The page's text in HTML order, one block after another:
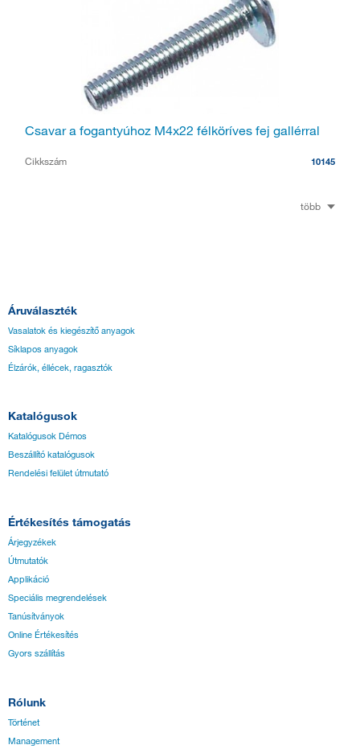
Csavar a fogantyúhoz M4x22 félköríves fej gallérral
Cikkszám 10145
több
Áruválaszték
Vasalatok és kiegészítő anyagok
Síklapos anyagok
Élzárók, éllécek, ragasztók
Katalógusok
Katalógusok Démos
Beszállító katalógusok
Rendelési felület útmutató
Értékesítés támogatás
Árjegyzékek
Útmutatók
Applikáció
Speciális megrendelések
Tanúsítványok
Online Értékesítés
Gyors szállítás
Rólunk
Történet
Management